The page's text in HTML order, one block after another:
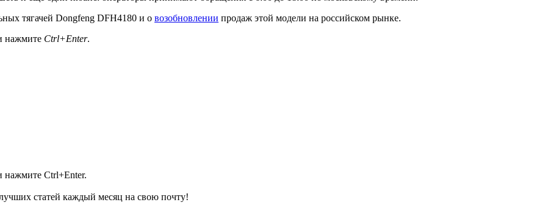
тягачей Dongfeng DFH4180 и о возобновлении продаж этой модели на российском рынке.
нажмите Ctrl+Enter.
нажмите Ctrl+Enter.
статей каждый месяц на свою почту!